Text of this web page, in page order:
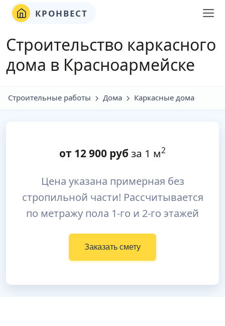
КРОНВЕСТ
Строительство каркасного
дома в Красноармейске
Строительные работы Дома Каркасные дома
от 12 900 руб за 1 м2
Цена указана примерная без
стропильной части! Рассчитывается
по метражу пола 1-го и 2-го этажей
Заказать смету